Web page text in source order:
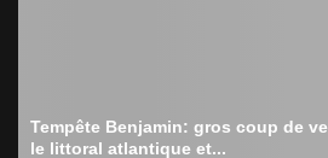
Tempête Benjamin: gros coup de
le littoral atlantique et...